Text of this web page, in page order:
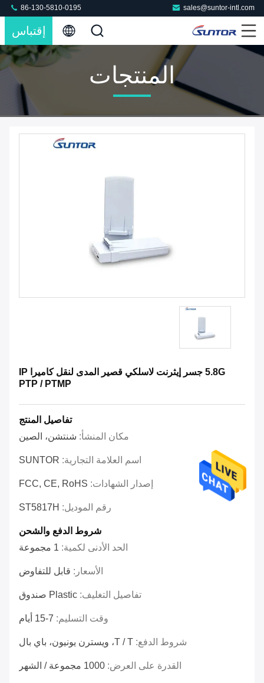
sales@suntor-intl.com
86-130-5810-0195
إقتباس
المنتجات
5.8G جسر إيثرنت لاسلكي قصير المدى لنقل كاميرا IP
PTP / PTMP
تفاصيل المنتج
مكان المنشأ: شنتشن، الصين
اسم العلامة التجارية: SUNTOR
إصدار الشهادات: FCC, CE, RoHS
رقم الموديل: ST5817H
شروط الدفع والشحن
الحد الأدنى لكمية: 1 مجموعة
الأسعار: قابل للتفاوض
تفاصيل التغليف: Plastic صندوق
وقت التسليم: 7-15 أيام
شروط الدفع: T / T، ويسترن يونيون، باي بال
القدرة على العرض: 1000 مجموعة / الشهر